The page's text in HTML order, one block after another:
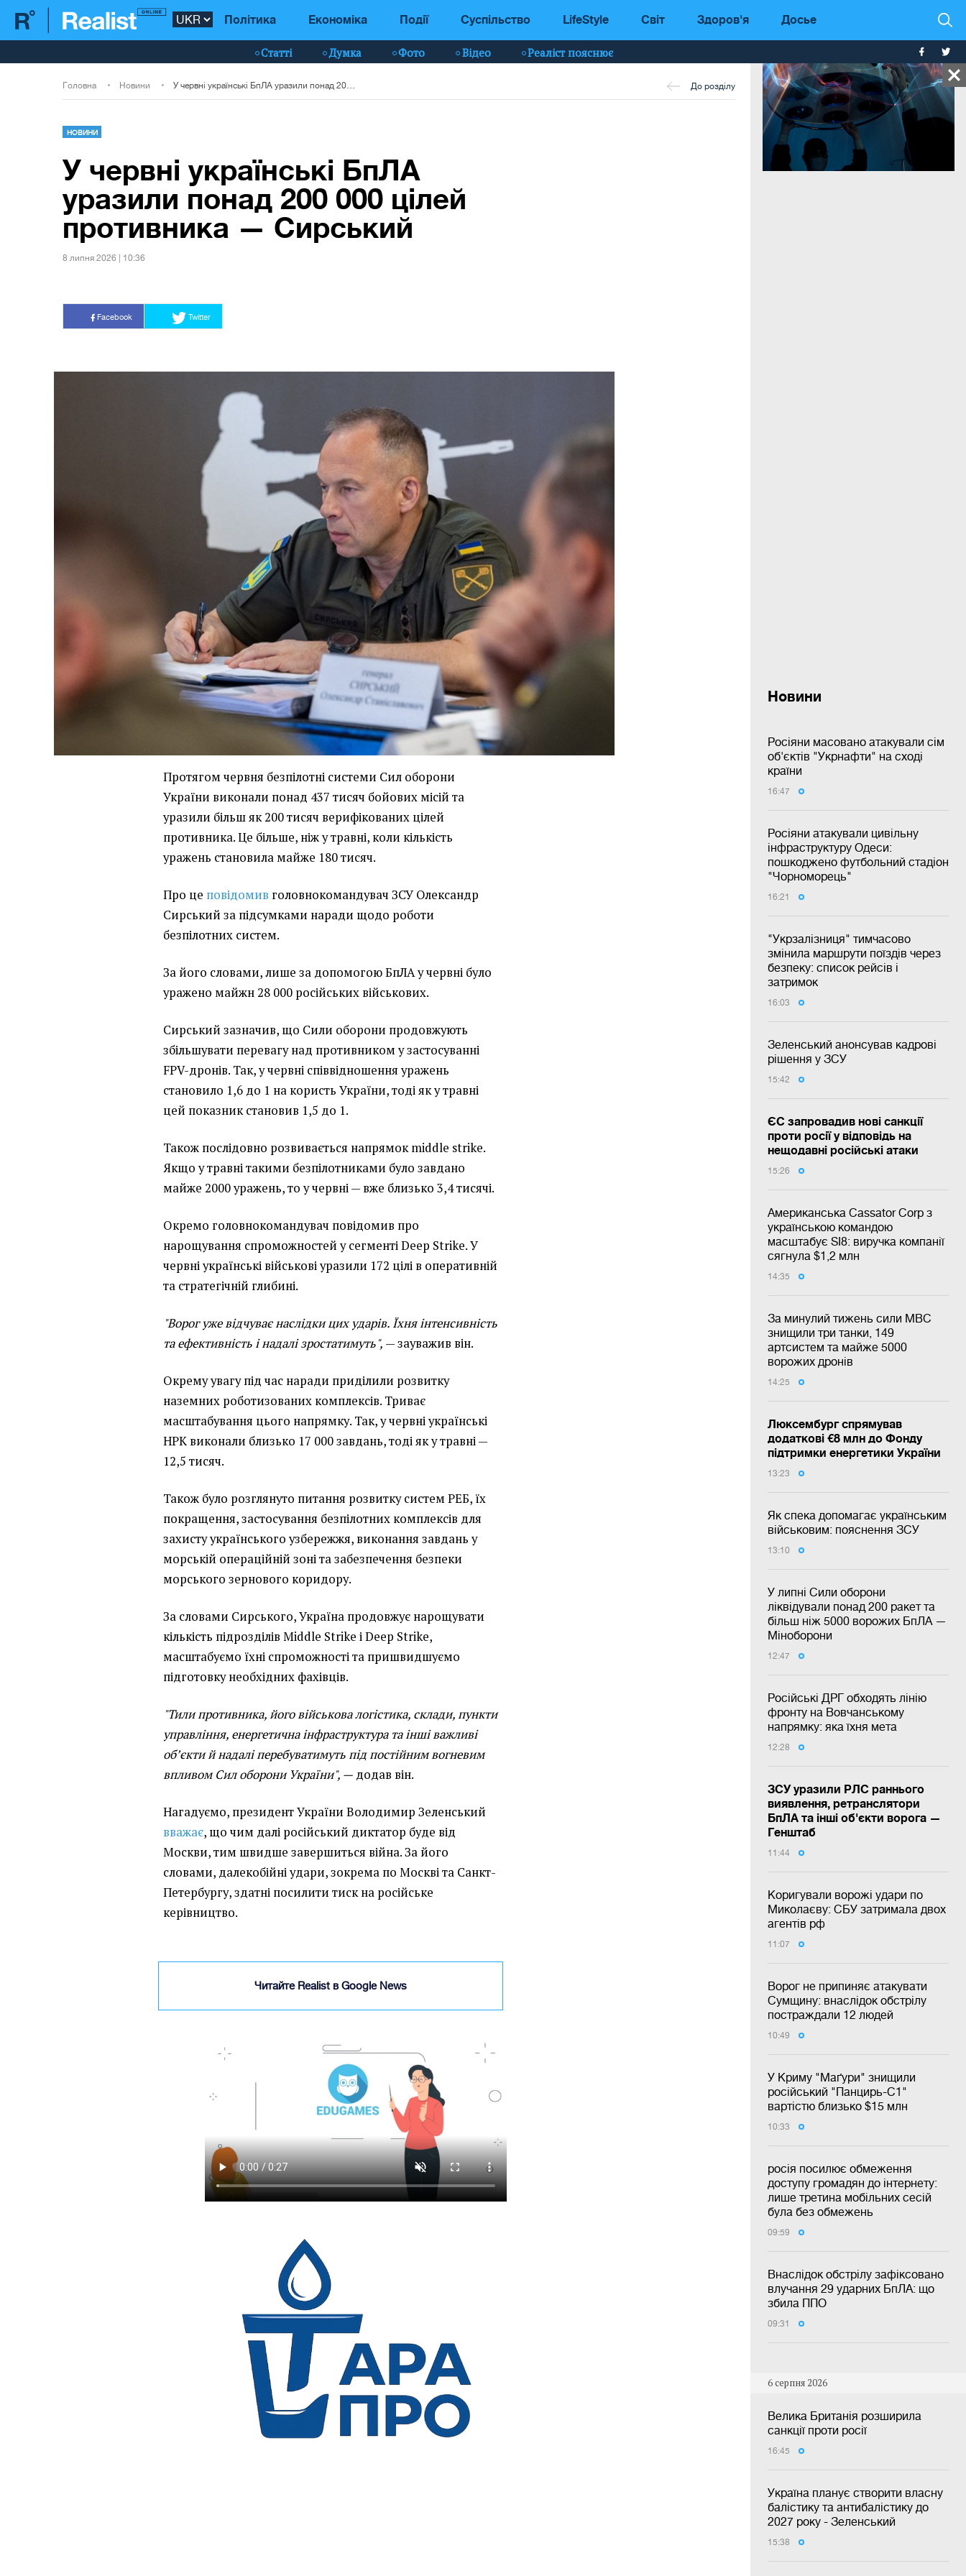
Політика Економіка Події Суспільство LifeStyle Світ Здоров'я Досье
Статті Думка Фото Відео Реаліст пояснює
Новини
Росіяни масовано атакували сім
об'єктів "Укрнафти" на сході
країни
16:47
Росіяни атакували цивільну
інфраструктуру Одеси:
пошкоджено футбольний стадіон
"Чорноморець"
16:21
"Укрзалізниця" тимчасово
змінила маршрути поїздів через
безпеку: список рейсів і
затримок
16:03
Зеленський анонсував кадрові
рішення у ЗСУ
15:42
ЄС запровадив нові санкції
проти росії у відповідь на
нещодавні російські атаки
15:26
Американська Cassator Corp з
українською командою
масштабує SI8: виручка компанії
сягнула $1,2 млн
14:35
За минулий тижень сили МВС
знищили три танки, 149
артсистем та майже 5000
ворожих дронів
14:25
Люксембург спрямував
додаткові €8 млн до Фонду
підтримки енергетики України
13:23
Як спека допомагає українським
військовим: пояснення ЗСУ
13:10
У липні Сили оборони
ліквідували понад 200 ракет та
більш ніж 5000 ворожих БпЛА —
Міноборони
12:47
Російські ДРГ обходять лінію
фронту на Вовчанському
напрямку: яка їхня мета
12:28
ЗСУ уразили РЛС раннього
виявлення, ретранслятори
БпЛА та інші об'єкти ворога —
Генштаб
11:44
Коригували ворожі удари по
Миколаєву: СБУ затримала двох
агентів рф
11:07
Ворог не припиняє атакувати
Сумщину: внаслідок обстрілу
постраждали 12 людей
10:49
У Криму "Маґури" знищили
російський "Панцирь-С1"
вартістю близько $15 млн
10:33
росія посилює обмеження
доступу громадян до інтернету:
лише третина мобільних сесій
була без обмежень
09:59
Внаслідок обстрілу зафіксовано
влучання 29 ударних БпЛА: що
збила ППО
09:31
6 серпня 2026
Велика Британія розширила
санкції проти росії
16:45
Україна планує створити власну
балістику та антибалістику до
2027 року - Зеленський
15:38
Головна Новини До розділу
НОВИНИ
У червні українські БпЛА
уразили понад 200 000 цілей
противника — Сирський
8 липня 2026 | 10:36
Facebook Twitter
Протягом червня безпілотні системи Сил оборони
України виконали понад 437 тисяч бойових місій та
уразили більш як 200 тисяч верифікованих цілей
противника. Це більше, ніж у травні, коли кількість
уражень становила майже 180 тисяч.
Про це повідомив головнокомандувач ЗСУ Олександр
Сирський за підсумками наради щодо роботи
безпілотних систем.
За його словами, лише за допомогою БпЛА у червні було
уражено майжн 28 000 російських військових.
Сирський зазначив, що Сили оборони продовжують
збільшувати перевагу над противником у застосуванні
FPV-дронів. Так, у червні співвідношення уражень
становило 1,6 до 1 на користь України, тоді як у травні
цей показник становив 1,5 до 1.
Також послідовно розвивається напрямок middle strike.
Якщо у травні такими безпілотниками було завдано
майже 2000 уражень, то у червні — вже близько 3,4 тисячі.
Окремо головнокомандувач повідомив про
нарощування спроможностей у сегменті Deep Strike. У
червні українські військові уразили 172 цілі в оперативній
та стратегічній глибині.
"Ворог уже відчуває наслідки цих ударів. Їхня інтенсивність
та ефективність і надалі зростатимуть", — зауважив він.
Окрему увагу під час наради приділили розвитку
наземних роботизованих комплексів. Триває
масштабування цього напрямку. Так, у червні українські
НРК виконали близько 17 000 завдань, тоді як у травні —
12,5 тисяч.
Також було розглянуто питання розвитку систем РЕБ, їх
покращення, застосування безпілотних комплексів для
захисту українського узбережжя, виконання завдань у
морській операційній зоні та забезпечення безпеки
морського зернового коридору.
За словами Сирського, Україна продовжує нарощувати
кількість підрозділів Middle Strike і Deep Strike,
масштабуємо їхні спроможності та пришвидшуємо
підготовку необхідних фахівців.
"Тили противника, його військова логістика, склади, пункти
управління, енергетична інфраструктура та інші важливі
об’єкти й надалі перебуватимуть під постійним вогневим
впливом Сил оборони України", — додав він.
Нагадуємо, президент України Володимир Зеленський
вважає, що чим далі російський диктатор буде від
Москви, тим швидше завершиться війна. За його
словами, далекобійні удари, зокрема по Москві та Санкт-
Петербургу, здатні посилити тиск на російське
керівництво.
Читайте Realist в Google News